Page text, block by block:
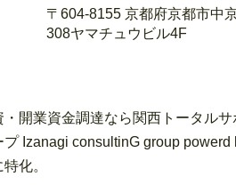
〒604-8155 京都府京都市中
308ヤマチュウビル4F
開業資金調達なら関西トータル
Izanagi consultinG group
化。